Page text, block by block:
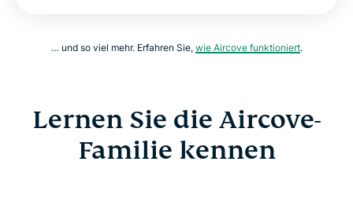
… und so viel mehr. Erfahren Sie, wie Aircove funktioniert.
Lernen Sie die Aircove-
Familie kennen